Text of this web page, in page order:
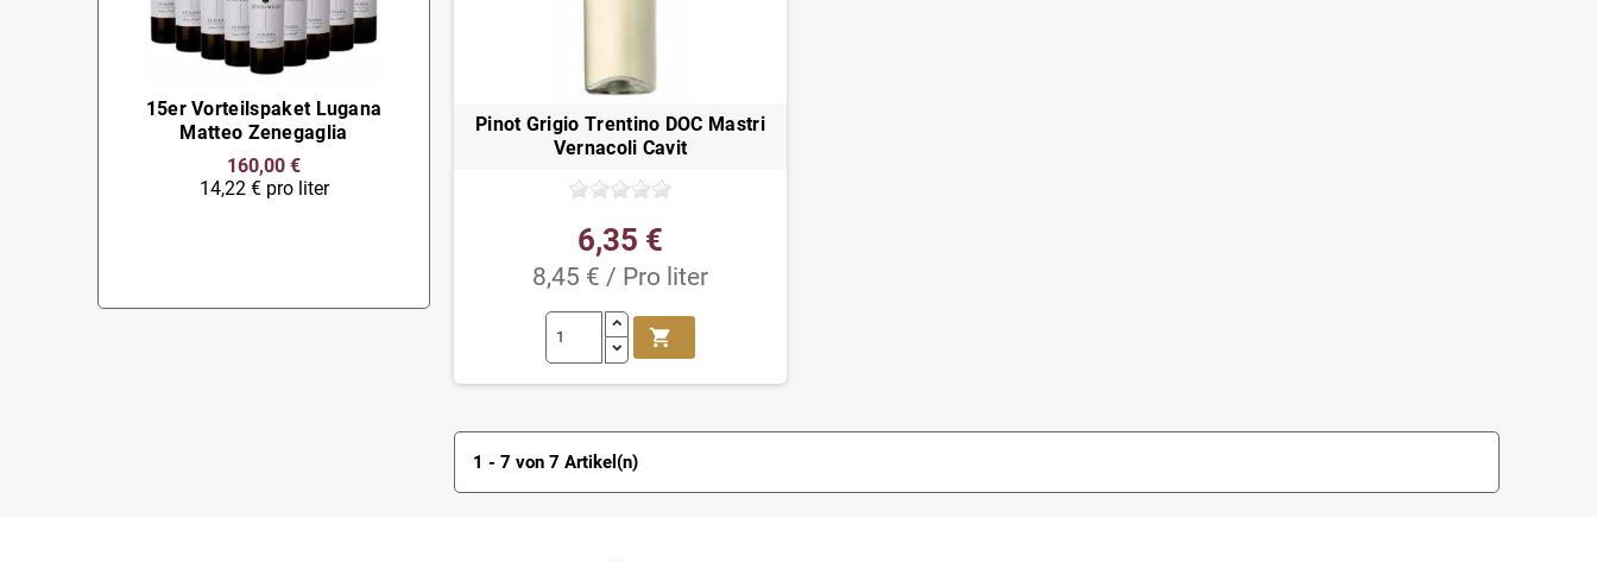
15er Vorteilspaket Lugana
Matteo Zenegaglia
160,00 €
14,22 € pro liter
Pinot Grigio Trentino DOC Mastri
Vernacoli Cavit
6,35 €
8,45 € / Pro liter
shopping_cart
1 - 7 von 7 Artikel(n)